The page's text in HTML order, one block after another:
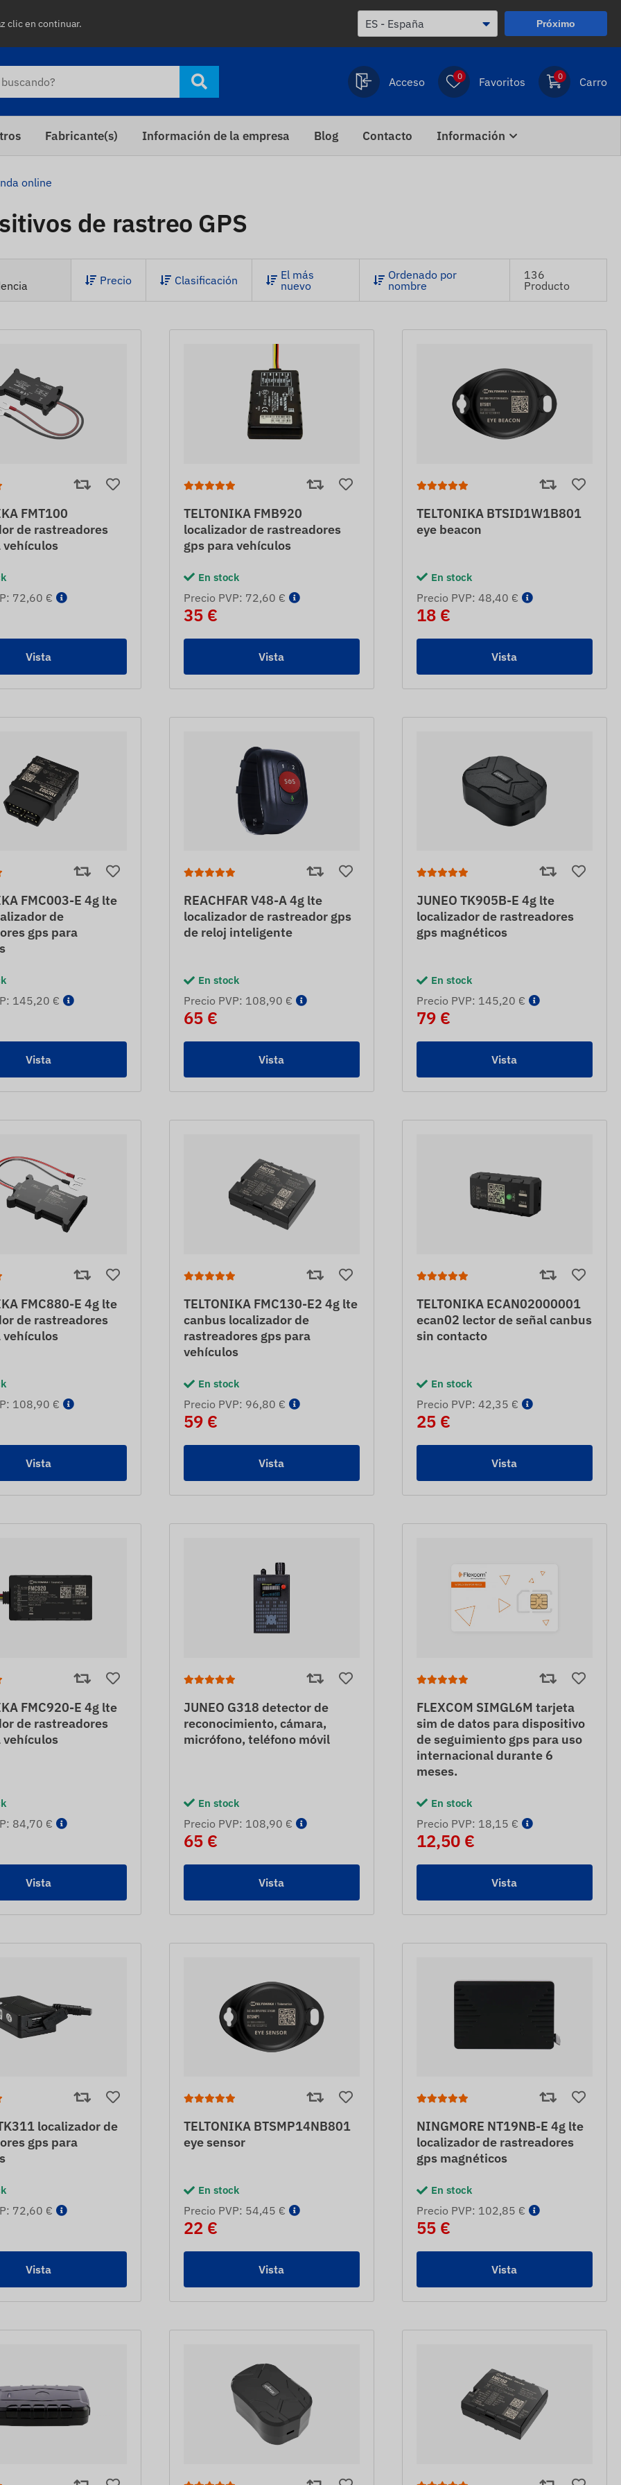
clic en continuar. Próximo
Acceso 0 Favoritos 0 Carro
Fabricante(s) Información de la empresa Blog Contacto Información
online
de rastreo GPS
Precio Clasificación
El más
nuevo
Ordenado por
nombre
136
Producto
FMT100
de rastreadores
vehículos
72,60 €
Vista
TELTONIKA FMB920
localizador de rastreadores
gps para vehículos
En stock
Precio PVP: 72,60 €
35 €
Vista
TELTONIKA BTSID1W1B801
eye beacon
En stock
Precio PVP: 48,40 €
18 €
Vista
FMC003-E 4g lte
de
gps para
145,20 €
Vista
REACHFAR V48-A 4g lte
localizador de rastreador gps
de reloj inteligente
En stock
Precio PVP: 108,90 €
65 €
Vista
JUNEO TK905B-E 4g lte
localizador de rastreadores
gps magnéticos
En stock
Precio PVP: 145,20 €
79 €
Vista
FMC880-E 4g lte
de rastreadores
vehículos
108,90 €
Vista
TELTONIKA FMC130-E2 4g lte
canbus localizador de
rastreadores gps para
vehículos
En stock
Precio PVP: 96,80 €
59 €
Vista
TELTONIKA ECAN02000001
ecan02 lector de señal canbus
sin contacto
En stock
Precio PVP: 42,35 €
25 €
Vista
FMC920-E 4g lte
de rastreadores
vehículos
84,70 €
Vista
JUNEO G318 detector de
reconocimiento, cámara,
micrófono, teléfono móvil
En stock
Precio PVP: 108,90 €
65 €
Vista
FLEXCOM SIMGL6M tarjeta
sim de datos para dispositivo
de seguimiento gps para uso
internacional durante 6
meses.
En stock
Precio PVP: 18,15 €
12,50 €
Vista
localizador de
gps para
72,60 €
Vista
TELTONIKA BTSMP14NB801
eye sensor
En stock
Precio PVP: 54,45 €
22 €
Vista
NINGMORE NT19NB-E 4g lte
localizador de rastreadores
gps magnéticos
En stock
Precio PVP: 102,85 €
55 €
Vista